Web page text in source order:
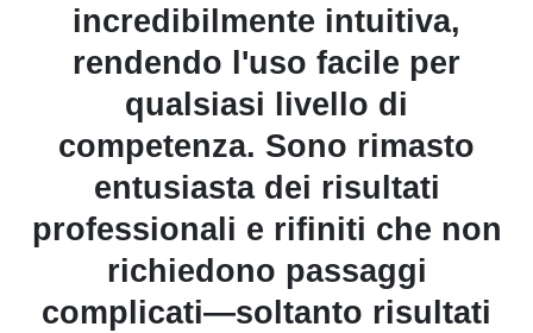
incredibilmente intuitiva,
rendendo l'uso facile per
qualsiasi livello di
competenza. Sono rimasto
entusiasta dei risultati
professionali e rifiniti che non
richiedono passaggi
complicati—soltanto risultati